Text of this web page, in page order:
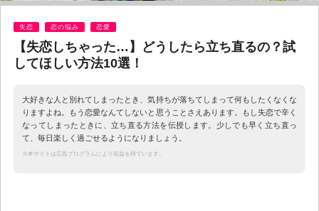
失恋 恋の悩み 恋愛
【失恋しちゃった…】どうしたら立ち直るの？試
してほしい方法10選！
大好きな人と別れてしまったとき、気持ちが落ちてしまって何もしたくなくな
りますよね。もう恋愛なんてしないと思うことさえあります。もし失恋で辛く
なってしまったときに、立ち直る方法を伝授します。少しでも早く立ち直っ
て、毎日楽しく過ごせるようになりましょう。
※本サイトは広告プログラムにより収益を得ています。